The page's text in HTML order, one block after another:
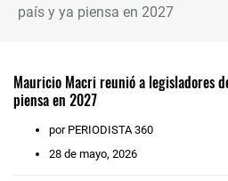
país y ya piensa en 2027
Mauricio Macri reunió a legisladores
piensa en 2027
por PERIODISTA 360
28 de mayo, 2026